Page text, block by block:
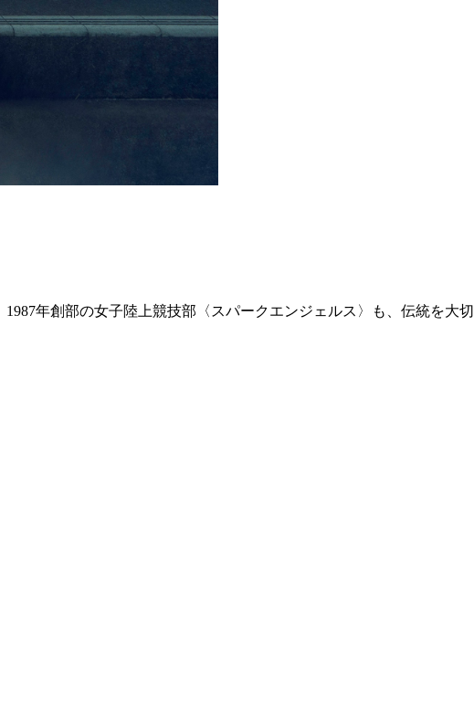
1987年創部の女子陸上競技部 〈スパークエンジェルス〉も、 伝統を大切